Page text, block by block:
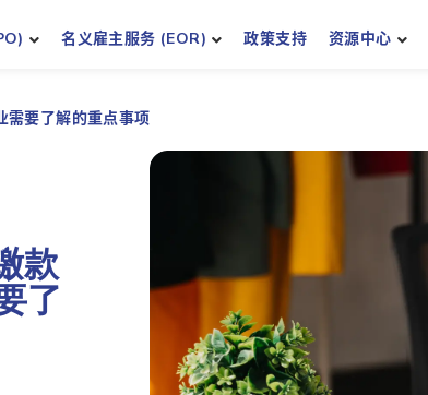
名义雇主服务 (EOR) 政策支持 资源中心
需要了解的重点事项
款
了